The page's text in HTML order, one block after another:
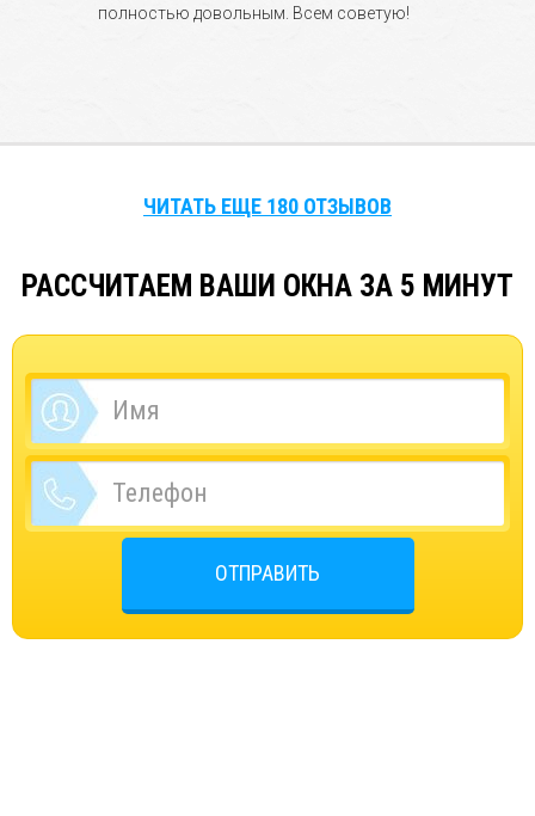
полностью довольным. Всем советую!
ЧИТАТЬ ЕЩЕ 180 ОТЗЫВОВ
РАССЧИТАЕМ ВАШИ ОКНА ЗА 5 МИНУТ
ОТПРАВИТЬ